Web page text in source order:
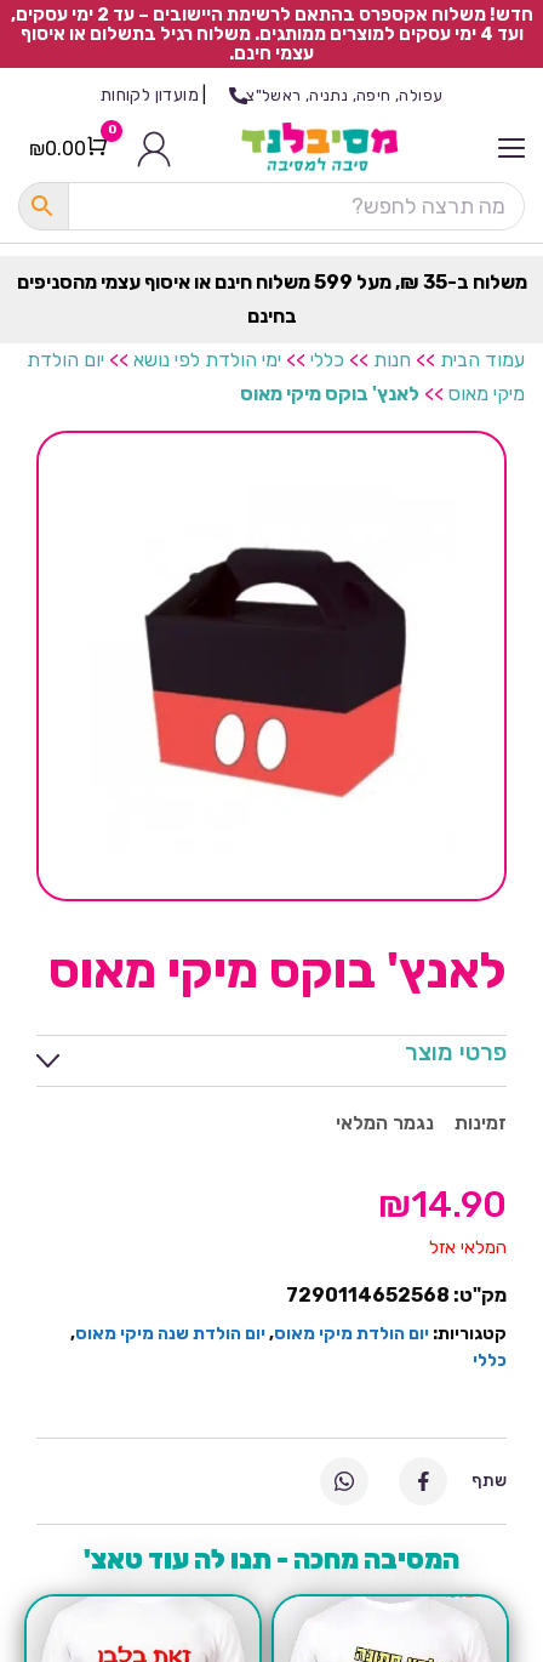
חדש! משלוח אקספרס בהתאם לרשימת היישובים – עד 2 ימי עסקים,
ועד 4 ימי עסקים למוצרים ממותגים. משלוח רגיל בתשלום או איסוף
עצמי חינם.
עפולה, חיפה, נתניה, ראשל"צ מועדון לקוחות
Cart
0
₪0.00
משלוח ב-35 ₪, מעל 599 משלוח חינם או איסוף עצמי מהסניפים
בחינם
עמוד הבית >> חנות >> כללי >> ימי הולדת לפי נושא >> יום הולדת
מיקי מאוס >> לאנץ' בוקס מיקי מאוס
לאנץ' בוקס מיקי מאוס
פרטי מוצר
זמינות נגמר המלאי
₪14.90
המלאי אזל
מק"ט: 7290114652568
קטגוריות: יום הולדת מיקי מאוס,יום הולדת שנה מיקי מאוס,
כללי
המסיבה מחכה - תנו לה עוד טאצ'
שתף